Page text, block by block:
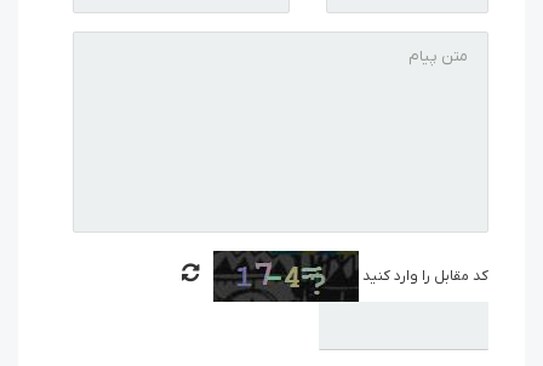
کد مقابل را وارد کنید